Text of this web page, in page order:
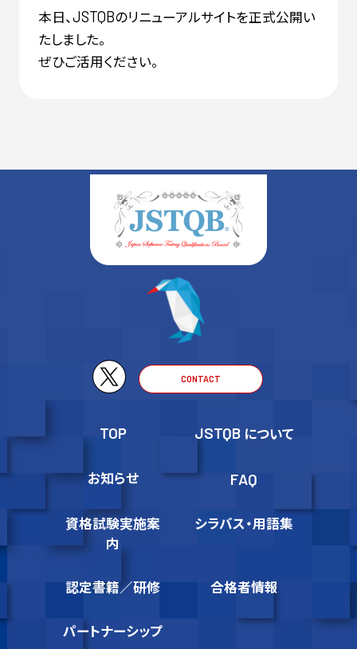
本日、JSTQBのリニューアルサイトを正式公開い
たしました。
ぜひご活用ください。
CONTACT
TOP JSTQB について
お知らせ FAQ
資格試験実施案
内
シラバス・用語集
認定書籍／研修 合格者情報
パートナーシップ